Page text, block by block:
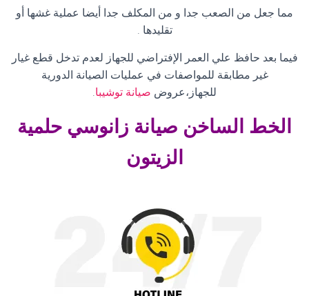
مما جعل من الصعب جدا و من المكلف جدا أيضا عملية غشها أو
تقليدها .
فيما بعد حافظ علي العمر الإفتراضي للجهاز لعدم تدخل قطع غيار
غير مطابقة للمواصفات في عمليات الصيانة الدورية
للجهاز،عروض صيانة توشيبا.
الخط الساخن صيانة زانوسي حلمية
الزيتون